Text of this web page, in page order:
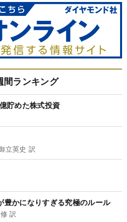
間ランキング
貯めた株式投資
立英史 訳
かになりすぎる究極のルール
訳